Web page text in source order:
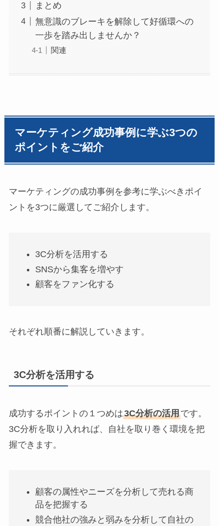
まとめ
無意識のブレーキを解除して好循環への
一歩を踏み出しませんか？
関連
マーケティング成功事例に学ぶ3つの
ポイントをご紹介
マーケティングの成功事例を参考に学ぶべきポイ
ントを3つに厳選してご紹介します。
3C分析を活用する
SNSから集客を増やす
顧客をファン化する
それぞれ順番に解説していきます。
3C分析を活用する
成功するポイントの１つめは3C分析の活用です。
3C分析を取り入れれば、自社を取り巻く環境を把
握できます。
顧客の属性やニーズを分析して売れる商
品を把握する
競合他社の強みと弱みを分析して自社の